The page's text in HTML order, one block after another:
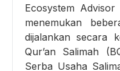
Ecosystem
menemukan
dijalankan secara
Qur’an Salimah
Serba Usaha